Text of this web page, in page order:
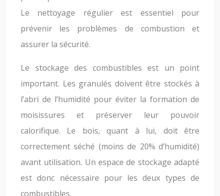
Le nettoyage régulier est essentiel pour
prévenir les problèmes de combustion et
assurer la sécurité.
Le stockage des combustibles est un point
important. Les granulés doivent être stockés à
l’abri de l’humidité pour éviter la formation de
moisissures et préserver leur pouvoir
calorifique. Le bois, quant à lui, doit être
correctement séché (moins de 20% d’humidité)
avant utilisation. Un espace de stockage adapté
est donc nécessaire pour les deux types de
combustibles.